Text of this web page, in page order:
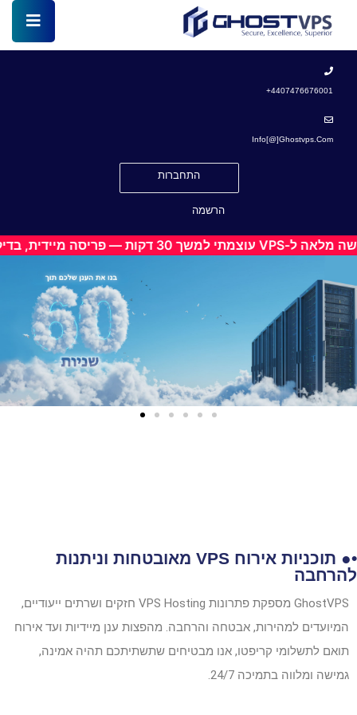
4407476676001+
Info[@]ghostvps.com
התחברות
הרשמה
•● תוכניות אירוח VPS מאובטחות וניתנות
להרחבה
GhostVPS מספקת פתרונות VPS Hosting חזקים ושרתים ייעודיים,
המיועדים למהירות, אבטחה והרחבה. מהפצות ענן מיידיות ועד אירוח
תואם לתשלומי קריפטו, אנו מבטיחים שתשתיתכם תהיה אמינה,
גמישה ומלווה בתמיכה 24/7.